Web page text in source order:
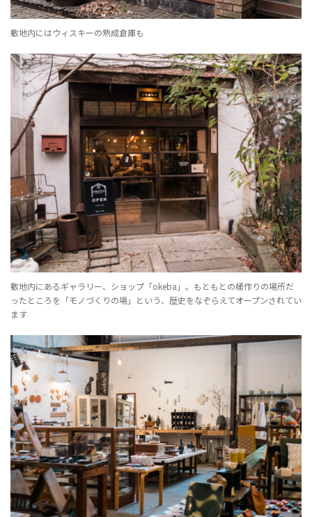
敷地内にはウィスキーの熟成倉庫も
敷地内にあるギャラリー、ショップ「okeba」。もともとの桶作りの場所だ
ったところを「モノづくりの場」という、歴史をなぞらえてオープンされてい
ます